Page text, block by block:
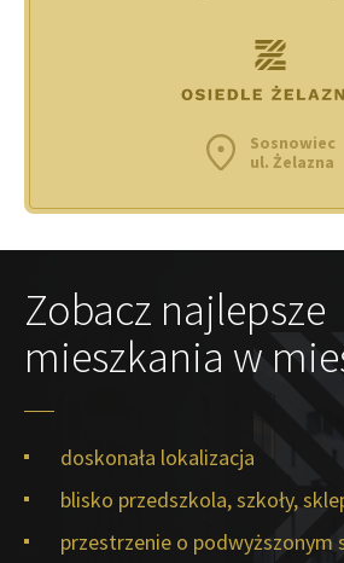
Sosnowiec
ul. Żelazna
Zobacz najlepsze
mieszkania w
doskonała lokalizacja
blisko przedszkola, szkoły,
przestrzenie o podwyższonym